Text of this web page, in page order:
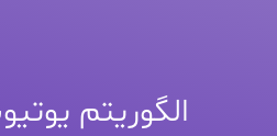
الگوریتم